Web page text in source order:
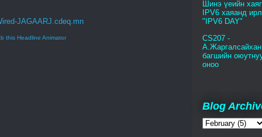
this Headline Animator
Шинэ үеийн
IPV6 хаяанд
"IPV6 DAY"
CS207 -
А.Жаргалсайхан
багшийн
оноо
Blog